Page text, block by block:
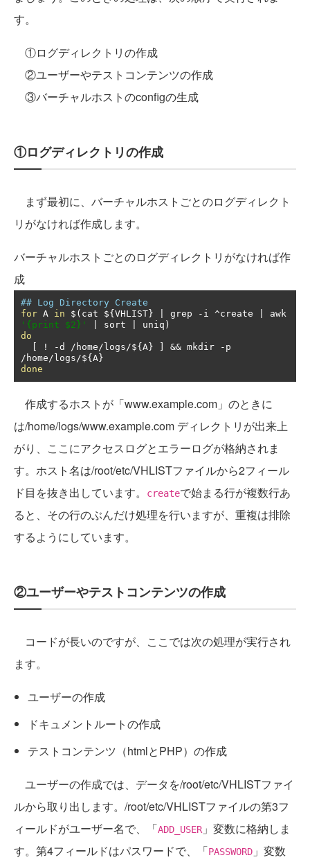
す。
①ログディレクトリの作成
②ユーザーやテストコンテンツの作成
③バーチャルホストのconfigの生成
①ログディレクトリの作成
まず最初に、バーチャルホストごとのログディレクト
リがなければ作成します。
バーチャルホストごとのログディレクトリがなければ作
成
## Log Directory Create
for A in $ ( cat ${ VHLIST } grep - i ^create
'{print $2}'
sort uniq )
do
! -d / home/ logs/${ A } && mkdir -
/ home/ logs/${ A }
done
作成するホストが「www.example.com」のときに
は/home/logs/www.example.com ディレクトリが出来上
がり、ここにアクセスログとエラーログが格納されま
す。ホスト名は/root/etc/VHLISTファイルから2フィール
ド目を抜き出しています。
createで始まる行が複数行あ
ると、その行のぶんだけ処理を行いますが、重複は排除
するようにしています。
②ユーザーやテストコンテンツの作成
コードが長いのですが、ここでは次の処理が実行され
ます。
ユーザーの作成
ドキュメントルートの作成
テストコンテンツ（htmlとPHP）の作成
ユーザーの作成では、データを/root/etc/VHLISTファイ
ルから取り出します。/root/etc/VHLISTファイルの第3フ
ィールドがユーザー名で、「ADD_USER」変数に格納しま
す。第4フィールドはパスワードで、「PASSWORD 」変数